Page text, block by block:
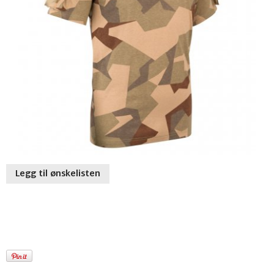
Legg til ønskelisten